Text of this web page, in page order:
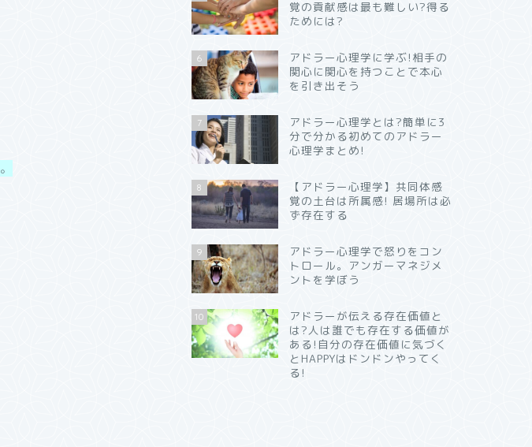
。
覚の貢献感は最も難しい?得る
ためには?
6
アドラー心理学に学ぶ!相手の
関心に関心を持つことで本心
を引き出そう
7
アドラー心理学とは?簡単に3
分で分かる初めてのアドラー
心理学まとめ!
8
【アドラー心理学】共同体感
覚の土台は所属感! 居場所は必
ず存在する
9
アドラー心理学で怒りをコン
トロール。アンガーマネジメ
ントを学ぼう
10
アドラーが伝える存在価値と
は?人は誰でも存在する価値が
ある!自分の存在価値に気づく
とHAPPYはドンドンやってく
る!